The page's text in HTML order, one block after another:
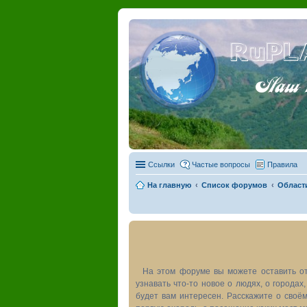
Наш
Ссылки Частые вопросы Правила
На главную Список форумов
На этом форуме вы можете оставить
узнавать что-то новое о людях, о
будет вам интересен. Расскажите о